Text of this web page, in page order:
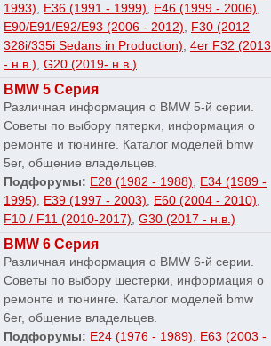
1993), E36 (1991 - 1999), E46 (1999 - 2006),
E90/E91/E92/E93 (2006 - 2012), F30 (2012
328i/335i Sedans in Production), 4er F32 (2013
- н.в.), G20 (2019- н.в.)
BMW 5 Серия
Различная информация о BMW 5-й серии.
Советы по выбору пятерки, информация о
ремонте и тюнинге. Каталог моделей bmw
5er, общение владельцев.
Подфорумы: E28 (1982 - 1988), E34 (1989 -
1995), E39 (1997 - 2003), E60 (2004 - 2010),
F10 / F11 (2010-2017), G30 (2017 - н.в.)
BMW 6 Серия
Различная информация о BMW 6-й серии.
Советы по выбору шестерки, информация о
ремонте и тюнинге. Каталог моделей bmw
6er, общение владельцев.
Подфорумы: E24 (1976 - 1989), E63 (2003 -